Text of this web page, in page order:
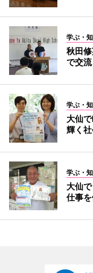
学ぶ・
秋田
で交流
学ぶ・
大仙
輝く
学ぶ・
大仙
仕事